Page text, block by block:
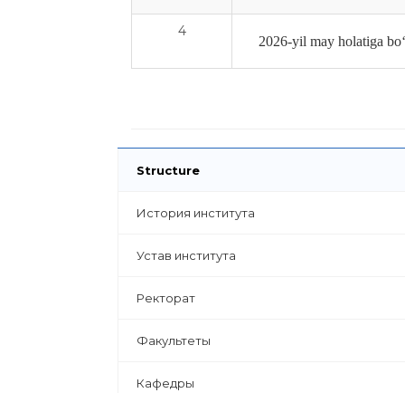
4
2026-yil may holatiga
Structure
История института
Устав института
Ректорат
Факультеты
Кафедры